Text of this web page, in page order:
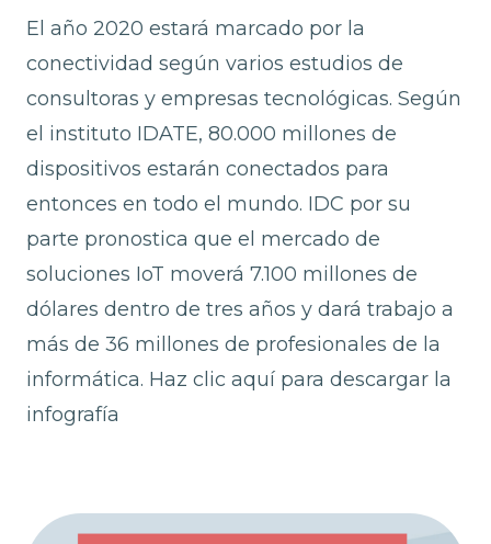
El año 2020 estará marcado por la
conectividad según varios estudios de
consultoras y empresas tecnológicas. Según
el instituto IDATE, 80.000 millones de
dispositivos estarán conectados para
entonces en todo el mundo. IDC por su
parte pronostica que el mercado de
soluciones IoT moverá 7.100 millones de
dólares dentro de tres años y dará trabajo a
más de 36 millones de profesionales de la
informática. Haz clic aquí para descargar la
infografía